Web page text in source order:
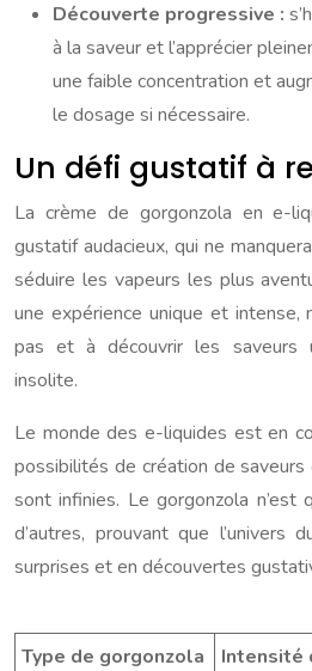
Découverte progressive :
à la saveur et l’apprécier
une faible concentration et
le dosage si nécessaire.
Un défi gustatif à
La crème de gorgonzola en e-
gustatif audacieux, qui ne
séduire les vapeurs les plus
une expérience unique et intense,
pas et à découvrir les saveurs
insolite.
Le monde des e-liquides est en
possibilités de création de saveurs
sont infinies. Le gorgonzola n’est
d’autres, prouvant que l’univers
surprises et en découvertes
Type de gorgonzola Intensité